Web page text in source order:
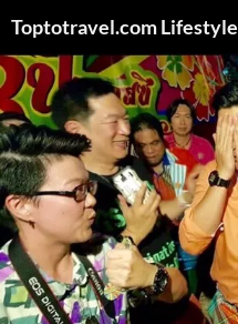
content
Toptotravel.com Lifestyle